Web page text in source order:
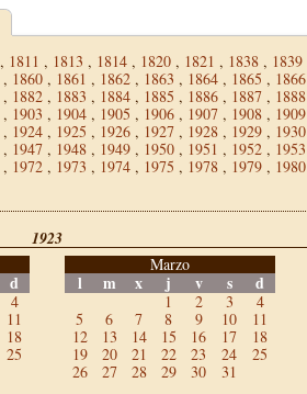
, 1811 , 1813 , 1814 , 1820 , 1821 , 1838 , 1839
, 1860 , 1861 , 1862 , 1863 , 1864 , 1865 , 1866
, 1882 , 1883 , 1884 , 1885 , 1886 , 1887 , 1888
, 1903 , 1904 , 1905 , 1906 , 1907 , 1908 , 1909
, 1924 , 1925 , 1926 , 1927 , 1928 , 1929 , 1930
, 1947 , 1948 , 1949 , 1950 , 1951 , 1952 , 1953
, 1972 , 1973 , 1974 , 1975 , 1978 , 1979 , 1980
1923
d
4
11
18
25
Marzo
l m x j v s d
1 2 3
4
5
6 7 8 9 10
11
12
13 14 15 16 17
18
19
20 21 22 23 24
25
26
27 28 29 30 31